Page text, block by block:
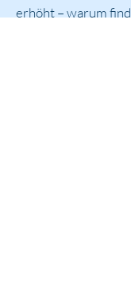
erhöht – warum